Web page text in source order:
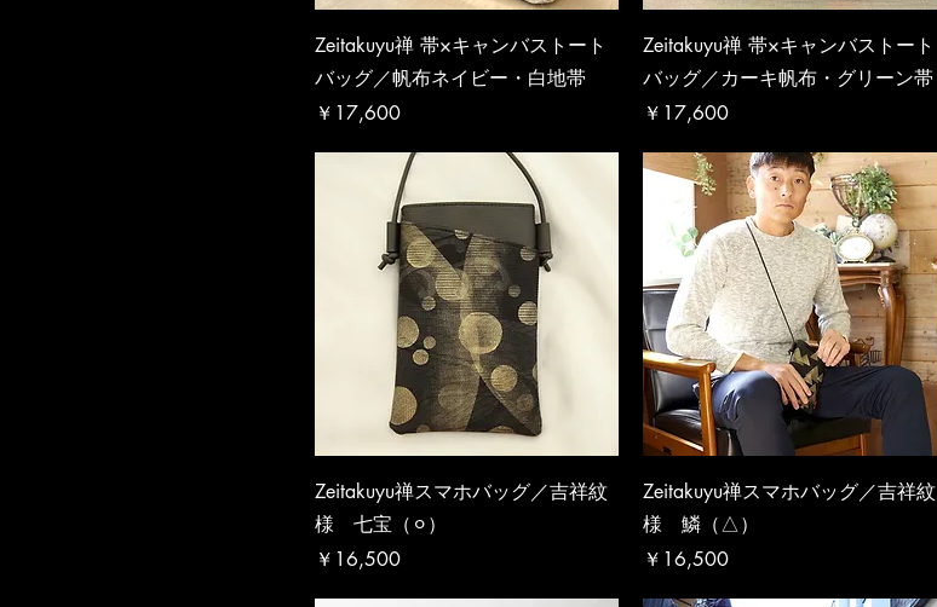
Zeitakuyu禅 帯×キャンバストート
バッグ／帆布ネイビー・白地帯
価格
￥17,600
Zeitakuyu禅 帯×キャンバストート
バッグ／カーキ帆布・グリーン帯
価格
￥17,600
Zeitakuyu禅スマホバッグ／吉祥紋
様 七宝（⚪︎）
価格
￥16,500
Zeitakuyu禅スマホバッグ／吉祥紋
様 鱗（△）
価格
￥16,500